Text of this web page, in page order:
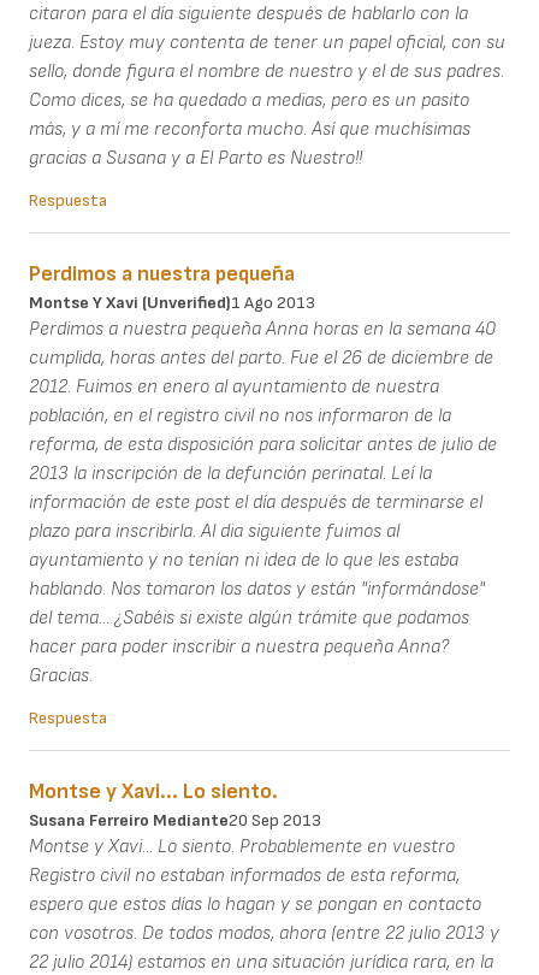
citaron para el día siguiente después de hablarlo con la
jueza. Estoy muy contenta de tener un papel oficial, con su
sello, donde figura el nombre de nuestro y el de sus padres.
Como dices, se ha quedado a medias, pero es un pasito
más, y a mí me reconforta mucho. Así que muchísimas
gracias a Susana y a El Parto es Nuestro!!
Respuesta
Perdimos a nuestra pequeña
Montse Y Xavi (unverified)1 Ago 2013
Perdimos a nuestra pequeña Anna horas en la semana 40
cumplida, horas antes del parto. Fue el 26 de diciembre de
2012. Fuimos en enero al ayuntamiento de nuestra
población, en el registro civil no nos informaron de la
reforma, de esta disposición para solicitar antes de julio de
2013 la inscripción de la defunción perinatal. Leí la
información de este post el día después de terminarse el
plazo para inscribirla. Al dia siguiente fuimos al
ayuntamiento y no tenían ni idea de lo que les estaba
hablando. Nos tomaron los datos y están "informándose"
del tema... ¿Sabéis si existe algún trámite que podamos
hacer para poder inscribir a nuestra pequeña Anna?
Gracias.
Respuesta
Montse y Xavi... Lo siento.
Susana Ferreiro Mediante20 Sep 2013
Montse y Xavi... Lo siento. Probablemente en vuestro
Registro civil no estaban informados de esta reforma,
espero que estos días lo hagan y se pongan en contacto
con vosotros. De todos modos, ahora (entre 22 julio 2013 y
22 julio 2014) estamos en una situación jurídica rara, en la